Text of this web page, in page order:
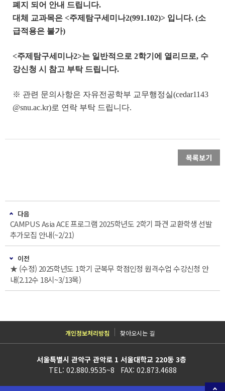
폐지 되어 안내 드립니다.
대체 교과목은 <주제탐구세미나2(991.102)> 입니다. (소
급적용은 불가)
<주제탐구세미나2>는 일반적으로 2학기에 열리므로, 수
강신청 시 참고 부탁 드립니다.
※ 관련 문의사항은 자유전공학부 교무행정실(cedar1143
@snu.ac.kr)로 연락 부탁 드립니다.
목록보기
다음
CAMPUS Asia ACE 프로그램 2025학년도 2학기 파견 교환학생 선발
추가모집 안내(~2/21)
이전
★ (수정) 2025학년도 1학기 군복무 학점인정 원격수업 수강신청 안
내(2.12수 18시~3/13목)
개인정보처리방침 찾아오시는 길
서울특별시 관악구 관악로 1 서울대학교 220동 3층
TEL: 02.880.9535~8 FAX: 02.873.4688